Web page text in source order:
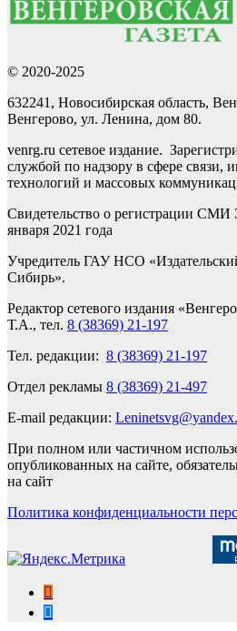
© 2020-2025
632241, Новосибирская область,
Венгерово, ул. Ленина, дом 80.
venrg.ru сетевое издание.
службой по надзору в сфере связи,
технологий и массовых
Свидетельство о регистрации
января 2021 года
Учредитель ГАУ НСО
Сибирь».
Редактор сетевого издания
Т.А., тел. 8 (38369) 21-197
Тел. редакции: 8 (38369) 21-197
Отдел рекламы 8 (38369) 21-497
E-mail редакции:
При полном или частичном
опубликованных на сайте,
на сайт
Политика конфиденциальности